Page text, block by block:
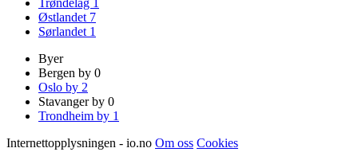
Østlandet 7
Sørlandet 1
Byer
Bergen by 0
Oslo by 2
Stavanger by 0
Trondheim by 1
Internettopplysningen - io.no Om oss Cookies